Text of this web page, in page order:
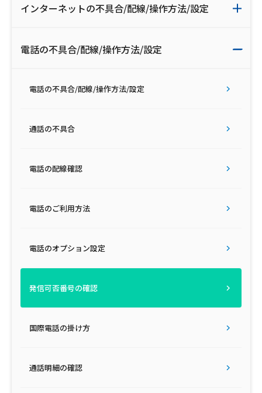
インターネットの不具合/配線/操作方法/設定
電話の不具合/配線/操作方法/設定
電話の不具合/配線/操作方法/設定
通話の不具合
電話の配線確認
電話のご利用方法
電話のオプション設定
発信可否番号の確認
国際電話の掛け方
通話明細の確認